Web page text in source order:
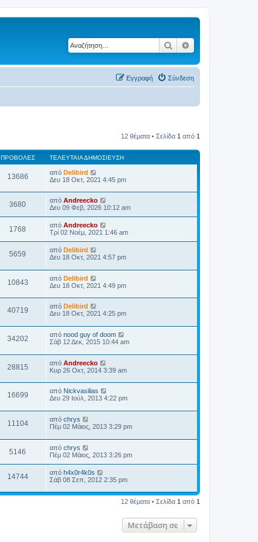
Αναζήτηση
Σύνδεση
Εγγραφή
12 θέματα • Σελίδα 1 από 1
ΠΡΟΒΟΛΈΣ ΤΕΛΕΥΤΑΊΑ ΔΗΜΟΣΊΕΥΣΗ
13686 από Delibird
Δευ 18 Οκτ, 2021 4:45 pm
3680 από Andreecko
Δευ 09 Φεβ, 2026 10:12 am
1768 από Andreecko
Τρί 02 Νοέμ, 2021 1:46 am
5659 από Delibird
Δευ 18 Οκτ, 2021 4:57 pm
10843 από Delibird
Δευ 18 Οκτ, 2021 4:49 pm
40719 από Delibird
Δευ 18 Οκτ, 2021 4:25 pm
34202 από nood guy of doom
Σάβ 12 Δεκ, 2015 10:44 am
28815 από Andreecko
Κυρ 26 Οκτ, 2014 3:39 am
16699 από Nickvasilias
Δευ 29 Ιούλ, 2013 4:22 pm
11104 από chrys
Πέμ 02 Μάιος, 2013 3:29 pm
5146 από chrys
Πέμ 02 Μάιος, 2013 3:26 pm
14744 από h4x0r4k0s
Σάβ 08 Σεπ, 2012 2:35 pm
12 θέματα • Σελίδα 1 από 1
Μετάβαση σε